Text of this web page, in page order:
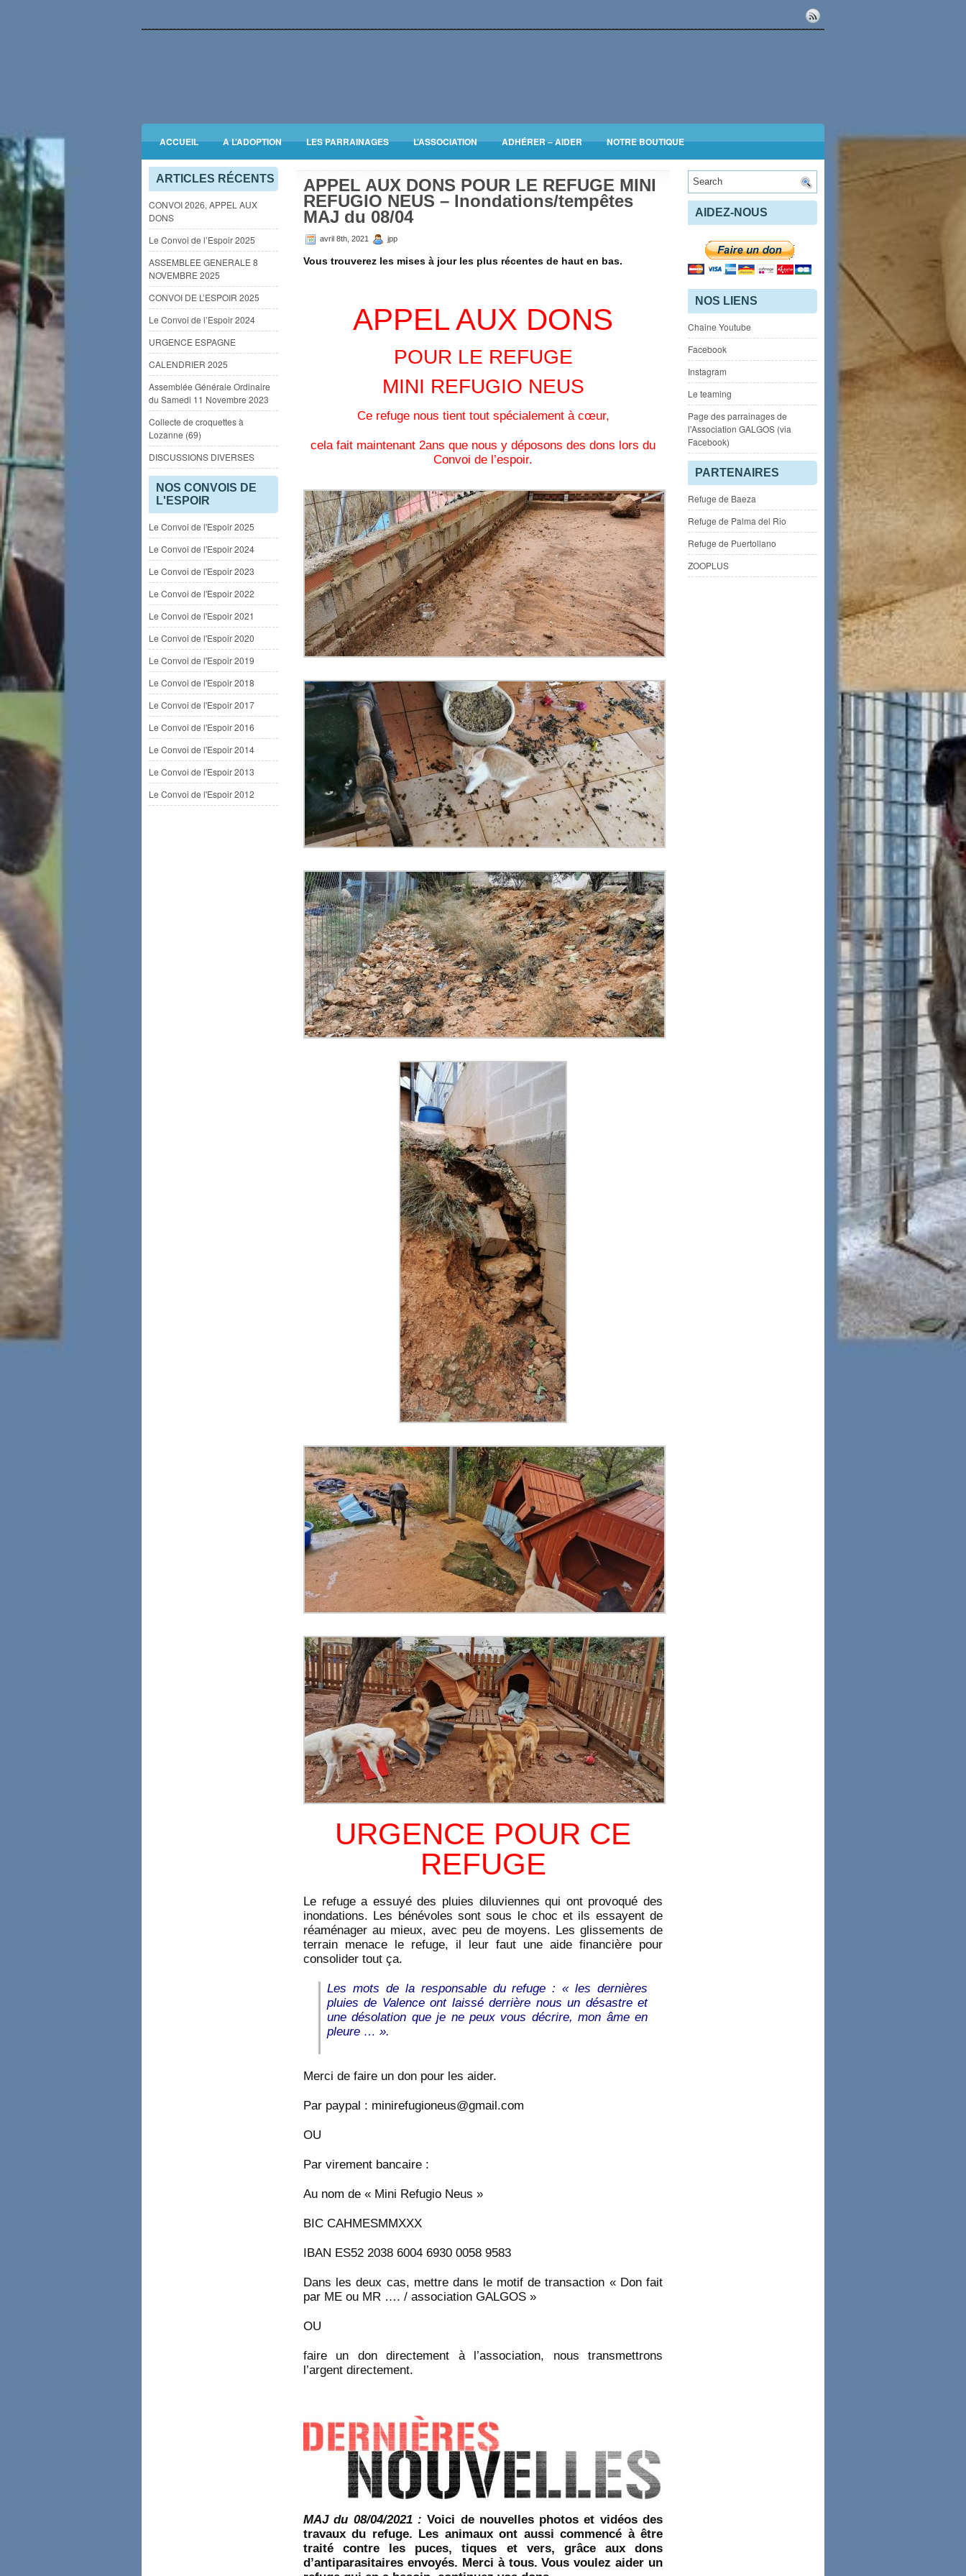
ACCUEIL A L’ADOPTION LES PARRAINAGES L’ASSOCIATION ADHÉRER – AIDER NOTRE BOUTIQUE
INFORMATIONS GENERALES
ARTICLES RÉCENTS
CONVOI 2026, APPEL AUX
DONS
Le Convoi de l’Espoir 2025
ASSEMBLEE GENERALE 8
NOVEMBRE 2025
CONVOI DE L’ESPOIR 2025
Le Convoi de l’Espoir 2024
URGENCE ESPAGNE
CALENDRIER 2025
Assemblée Générale Ordinaire
du Samedi 11 Novembre 2023
Collecte de croquettes à
Lozanne (69)
DISCUSSIONS DIVERSES
NOS CONVOIS DE
L'ESPOIR
Le Convoi de l'Espoir 2025
Le Convoi de l'Espoir 2024
Le Convoi de l'Espoir 2023
Le Convoi de l'Espoir 2022
Le Convoi de l'Espoir 2021
Le Convoi de l'Espoir 2020
Le Convoi de l'Espoir 2019
Le Convoi de l'Espoir 2018
Le Convoi de l'Espoir 2017
Le Convoi de l'Espoir 2016
Le Convoi de l'Espoir 2014
Le Convoi de l'Espoir 2013
Le Convoi de l'Espoir 2012
APPEL AUX DONS POUR LE REFUGE MINI
REFUGIO NEUS – Inondations/tempêtes
MAJ du 08/04
avril 8th, 2021 jpp
Vous trouverez les mises à jour les plus récentes de haut en bas.
APPEL AUX DONS
POUR LE REFUGE
MINI REFUGIO NEUS
Ce refuge nous tient tout spécialement à cœur,
cela fait maintenant 2ans que nous y déposons des dons lors du
Convoi de l’espoir.
URGENCE POUR CE
REFUGE
Le refuge a essuyé des pluies diluviennes qui ont provoqué des
inondations. Les bénévoles sont sous le choc et ils essayent de
réaménager au mieux, avec peu de moyens. Les glissements de
terrain menace le refuge, il leur faut une aide financière pour
consolider tout ça.
Les mots de la responsable du refuge : « les dernières
pluies de Valence ont laissé derrière nous un désastre et
une désolation que je ne peux vous décrire, mon âme en
pleure … ».
Merci de faire un don pour les aider.
Par paypal : minirefugioneus@gmail.com
OU
Par virement bancaire :
Au nom de « Mini Refugio Neus »
BIC CAHMESMMXXX
IBAN ES52 2038 6004 6930 0058 9583
Dans les deux cas, mettre dans le motif de transaction « Don fait
par ME ou MR …. / association GALGOS »
OU
faire un don directement à l’association, nous transmettrons
l’argent directement.
MAJ du 08/04/2021 :Voici de nouvelles photos et vidéos des
travaux du refuge. Les animaux ont aussi commencé à être
traité contre les puces, tiques et vers, grâce aux dons
d’antiparasitaires envoyés. Merci à tous. Vous voulez aider un
AIDEZ-NOUS
NOS LIENS
Chaine Youtube
Facebook
Instagram
Le teaming
Page des parrainages de
l'Association GALGOS (via
Facebook)
PARTENAIRES
Refuge de Baeza
Refuge de Palma del Rio
Refuge de Puertollano
ZOOPLUS